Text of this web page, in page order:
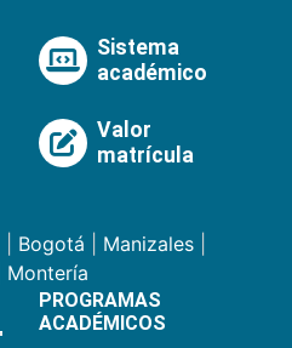
Sistema
académico
Valor
matrícula
Bogotá Manizales
Montería
PROGRAMAS
ACADÉMICOS